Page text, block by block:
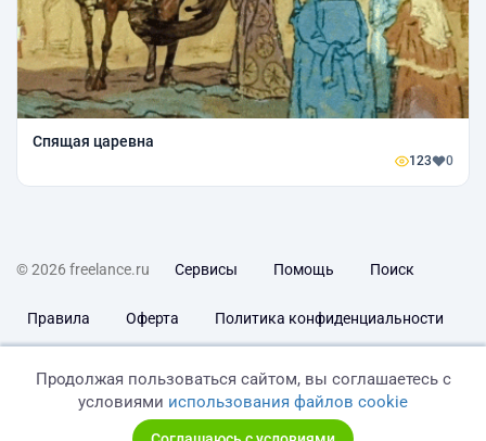
Спящая царевна
123 0
© 2026 freelance.ru Сервисы Помощь Поиск
Правила Оферта Политика конфиденциальности
Продолжая пользоваться сайтом, вы соглашаетесь с
условиями использования файлов cookie